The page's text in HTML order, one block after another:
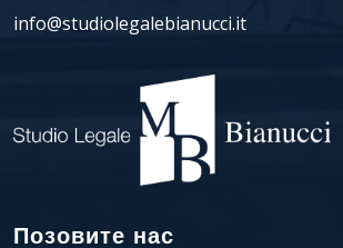
info@studiolegalebianucci.it
Позовите нас